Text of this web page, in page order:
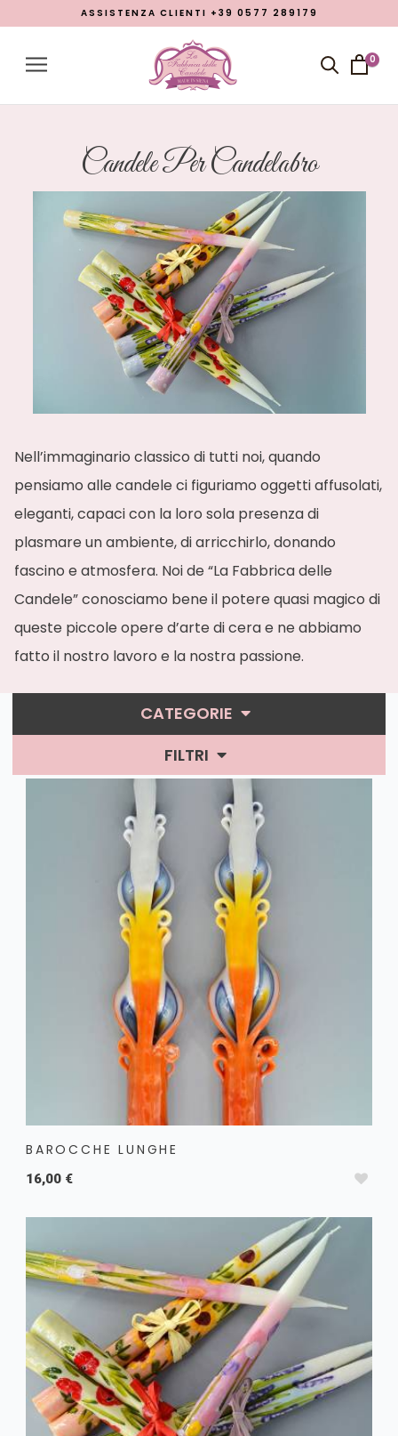
Account
Close menu
Chi siamo
Lavorazioni
Promozione Pasqua 2026
ASSISTENZA CLIENTI +39 0577 289179
0
Candele Per Candelabro
Nell’immaginario classico di tutti noi, quando
pensiamo alle candele ci figuriamo oggetti affusolati,
eleganti, capaci con la loro sola presenza di
plasmare un ambiente, di arricchirlo, donando
fascino e atmosfera. Noi de “La Fabbrica delle
Candele” conosciamo bene il potere quasi magico di
queste piccole opere d’arte di cera e ne abbiamo
fatto il nostro lavoro e la nostra passione.
CATEGORIE
Candele Dipinte
Candele per candelabro
Festività e Occasioni
Altre candele ed Extra
FILTRI
BAROCCHE LUNGHE
16,00 €